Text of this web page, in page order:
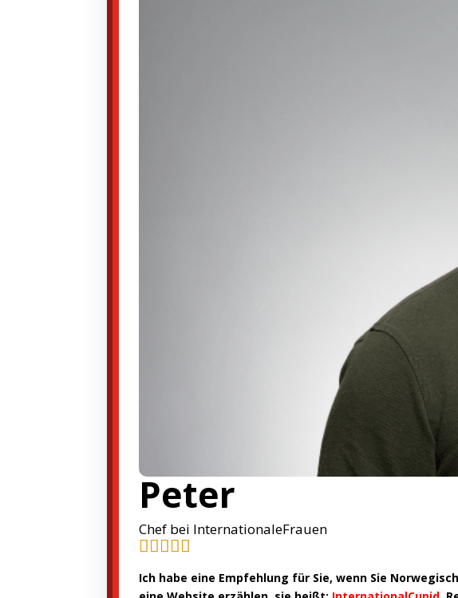
Peter
Chef bei InternationaleFrauen

Ich habe eine Empfehlung für Sie, wenn Sie